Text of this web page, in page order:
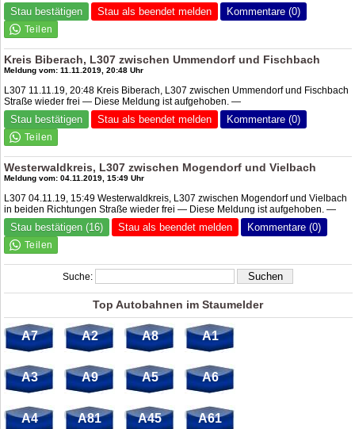
Stau bestätigen Stau als beendet melden Kommentare (0)
Kreis Biberach, L307 zwischen Ummendorf und Fischbach
Meldung vom: 11.11.2019, 20:48 Uhr
L307 11.11.19, 20:48 Kreis Biberach, L307 zwischen Ummendorf und Fischbach
Straße wieder frei — Diese Meldung ist aufgehoben. —
Stau bestätigen Stau als beendet melden Kommentare (0)
Westerwaldkreis, L307 zwischen Mogendorf und Vielbach
Meldung vom: 04.11.2019, 15:49 Uhr
L307 04.11.19, 15:49 Westerwaldkreis, L307 zwischen Mogendorf und Vielbach
in beiden Richtungen Straße wieder frei — Diese Meldung ist aufgehoben. —
Stau bestätigen (16) Stau als beendet melden Kommentare (0)
Suche:
Top Autobahnen im Staumelder
A7 A2 A8 A1
A3 A9 A5 A6
A4 A81 A45 A61